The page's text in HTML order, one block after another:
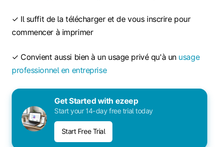
✓ Il suffit de la télécharger et de vous inscrire pour
commencer à imprimer
✓ Convient aussi bien à un usage privé qu'à un usage
professionnel en entreprise
Get Started with ezeep
Start your 14-day free trial today
Start Free Trial